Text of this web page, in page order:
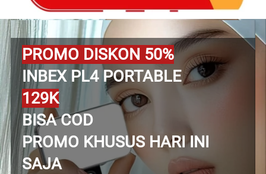
PROMO DISKON 50%
INBEX PL4 PORTABLE
129K
BISA COD
PROMO KHUSUS HARI INI
SAJA